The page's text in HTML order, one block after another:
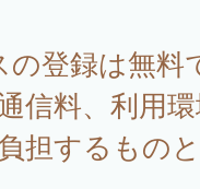
登録は無料
信料、利用
担するものと